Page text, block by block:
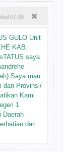
07.09
GULO Unit
KAB.
saya
Saya mau
dari Provinsi/
Kami
1
Daerah
dari